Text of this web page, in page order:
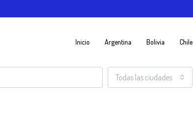
Inicio Argentina Bolivia Chile
Todas las ciudades